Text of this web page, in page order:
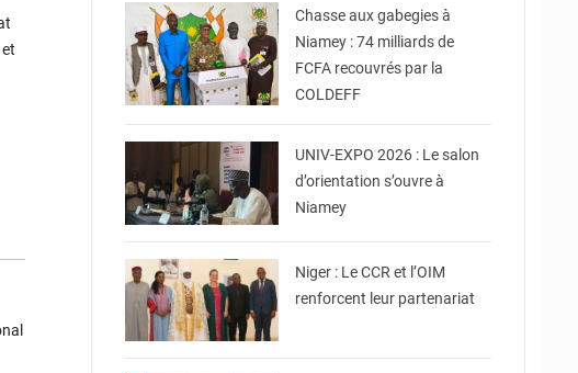
Chasse aux gabegies à
Niamey : 74 milliards de
FCFA recouvrés par la
COLDEFF
© Ministère
Enseignement Supérieur/
UNIV-EXPO 2026 : Le salon
d’orientation s’ouvre à
Niamey
© Conseil Consultatif de
Niger : Le CCR et l’OIM
renforcent leur partenariat
© Ministère du Pétrole